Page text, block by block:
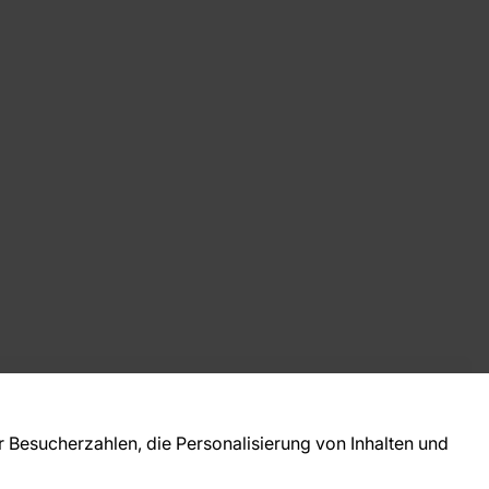
die Personalisierung von Inhalten und
persönlich.